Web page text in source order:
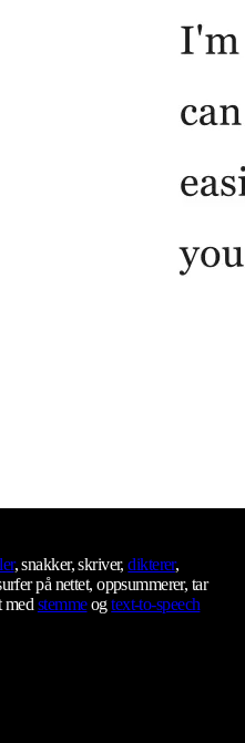
, snakker, skriver,dikterer,
på nettet, oppsummerer, tar
medstemmeogtext-to-speech